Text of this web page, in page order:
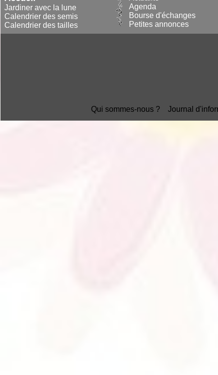
Jardiner avec la lune
Calendrier des semis
Calendrier des tailles
Agenda
Bourse d'échanges
Petites annonces
Qui sommes-nous ? Journal